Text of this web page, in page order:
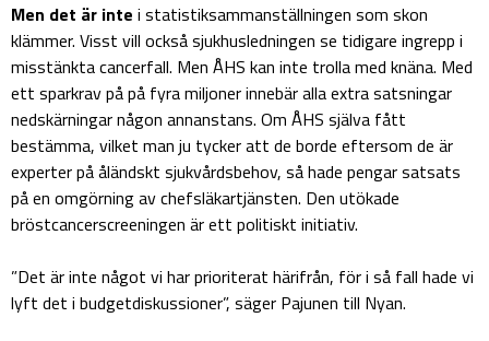
Men det är inte i statistiksammanställningen som skon
klämmer. Visst vill också sjukhusledningen se tidigare ingrepp i
misstänkta cancerfall. Men ÅHS kan inte trolla med knäna. Med
ett sparkrav på på fyra miljoner innebär alla extra satsningar
nedskärningar någon annanstans. Om ÅHS själva fått
bestämma, vilket man ju tycker att de borde eftersom de är
experter på åländskt sjukvårdsbehov, så hade pengar satsats
på en omgörning av chefsläkartjänsten. Den utökade
bröstcancerscreeningen är ett politiskt initiativ.
”Det är inte något vi har prioriterat härifrån, för i så fall hade vi
lyft det i budgetdiskussioner”, säger Pajunen till Nyan.